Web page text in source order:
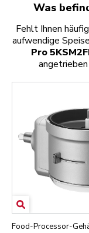
Was
Fehlt Ihnen
aufwendige
Pro
Food-Processor-